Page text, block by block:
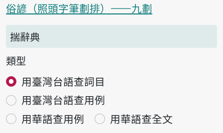
俗諺（照頭字筆劃排）——九劃
揣辭典
類型
用臺灣台語查詞目
用臺灣台語查用例
用華語查用例
用華語查全文